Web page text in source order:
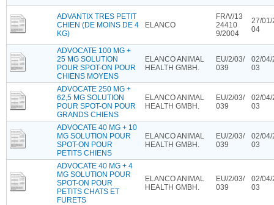
ADVANTIX TRES PETIT
CHIEN (DE MOINS DE 4
KG)
ELANCO
FR/V/13
24410
9/2004
27/01/
04
ADVOCATE 100 MG +
25 MG SOLUTION
POUR SPOT-ON POUR
CHIENS MOYENS
ELANCO ANIMAL
HEALTH GMBH.
EU/2/03/
039
02/04/
03
ADVOCATE 250 MG +
62,5 MG SOLUTION
POUR SPOT-ON POUR
GRANDS CHIENS
ELANCO ANIMAL
HEALTH GMBH.
EU/2/03/
039
02/04/
03
ADVOCATE 40 MG + 10
MG SOLUTION POUR
SPOT-ON POUR
PETITS CHIENS
ELANCO ANIMAL
HEALTH GMBH.
EU/2/03/
039
02/04/
03
ADVOCATE 40 MG + 4
MG SOLUTION POUR
SPOT-ON POUR
PETITS CHATS ET
FURETS
ELANCO ANIMAL
HEALTH GMBH.
EU/2/03/
039
02/04/
03